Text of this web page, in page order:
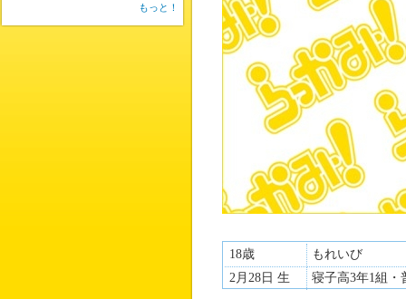
18歳
もれいび
2月28日 生
寝子高3年1組・
もっと！